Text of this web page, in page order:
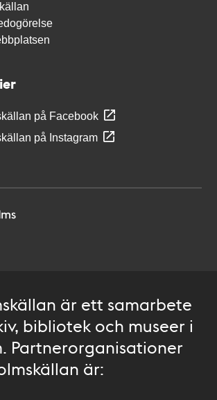
på Facebook
på Instagram
är ett samarbete
bibliotek och museer i
Partnerorganisationer
är: